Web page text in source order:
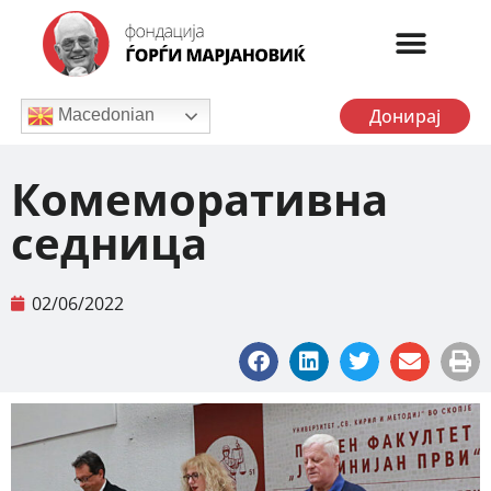
Macedonian Донирај
Комеморативна
седница
02/06/2022